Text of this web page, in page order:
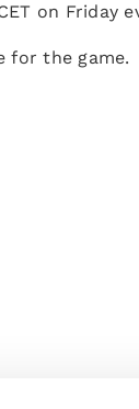
on Friday
for the game.